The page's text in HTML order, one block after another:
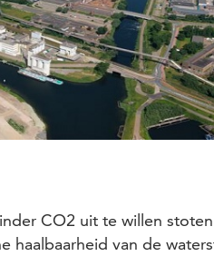
CO2 uit te willen
haalbaarheid van de